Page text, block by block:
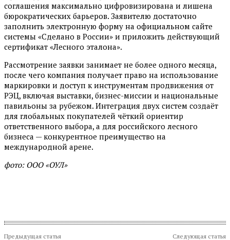
соглашения максимально цифровизирована и лишена
бюрократических барьеров. Заявителю достаточно
заполнить электронную форму на официальном сайте
системы «Сделано в России» и приложить действующий
сертификат «Лесного эталона».
Рассмотрение заявки занимает не более одного месяца,
после чего компания получает право на использование
маркировки и доступ к инструментам продвижения от
РЭЦ, включая выставки, бизнес-миссии и национальные
павильоны за рубежом. Интеграция двух систем создаёт
для глобальных покупателей чёткий ориентир
ответственного выбора, а для российского лесного
бизнеса — конкурентное преимущество на
международной арене.
фото: ООО «ОУЛ»
Предыдущая статья Следующая статья